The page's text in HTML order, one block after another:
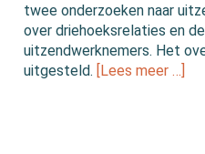
twee onderzoeken naar
over driehoeksrelaties en
uitzendwerknemers. Het
uitgesteld. [Lees meer …]